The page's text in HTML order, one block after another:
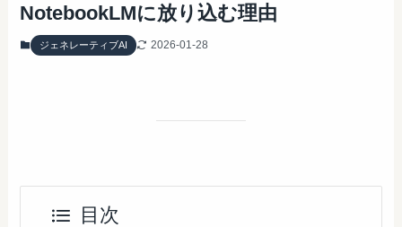
NotebookLMに放り込む理由
ジェネレーティブAI 2026-01-28
目次